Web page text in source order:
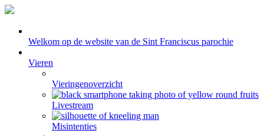
Welkom op de website van de Sint Franciscus parochie
Vieren
Vieringenoverzicht
Livestream
Misintenties